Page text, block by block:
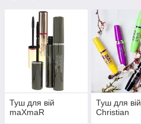
Туш для вій
maXmaR
Туш для вій
Christian